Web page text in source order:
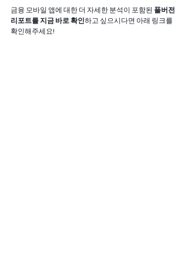
금융 모바일 앱에 대한 더 자세한 분석이 포함된 풀버전
리포트를 지금 바로 확인하고 싶으시다면 아래 링크를
확인해주세요!